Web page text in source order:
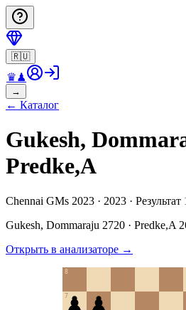
🇷🇺
♛♟
→
← Каталог
Gukesh,
Predke,A
Chennai GMs 2023 · 2023 ·
Gukesh, Dommaraju 2720 · Predke,A
Открыть в анализаторе →
7
8